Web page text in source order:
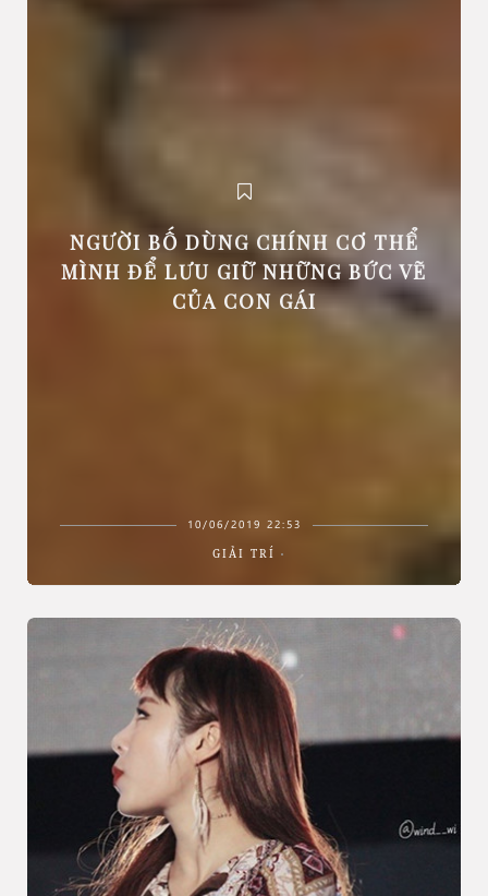
NGƯỜI BỐ DÙNG CHÍNH CƠ THỂ
MÌNH ĐỂ LƯU GIỮ NHỮNG BỨC VẼ
CỦA CON GÁI
10/06/2019 22:53
GIẢI TRÍ